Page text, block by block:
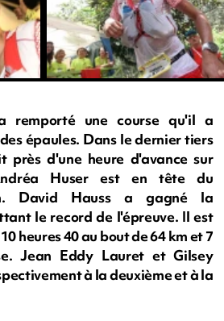
remporté une course qu'il a
épaules. Dans le dernier tiers
près d'une heure d'avance sur
Huser est en tête du
David Hauss a gagné la
le record de l'épreuve. Il est
heures 40 au bout de 64 km et 7
Jean Eddy Lauret et Gilsey
à la deuxième et à la